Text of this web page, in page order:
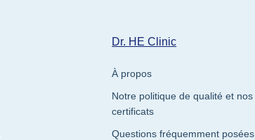
Dr. HE Clinic
À propos
Notre politique de qualité et nos
certificats
Questions fréquemment posées